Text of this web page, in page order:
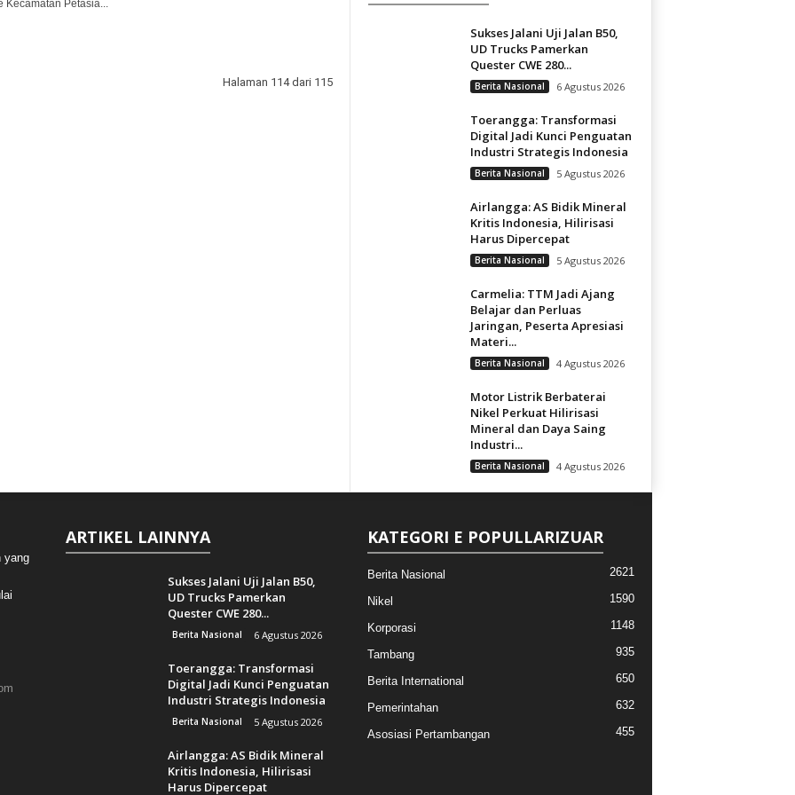
Kecamatan Petasia...
Halaman 114 dari 115
Sukses Jalani Uji Jalan B50,
UD Trucks Pamerkan
Quester CWE 280...
Berita Nasional 6 Agustus 2026
Toerangga: Transformasi
Digital Jadi Kunci Penguatan
Industri Strategis Indonesia
Berita Nasional 5 Agustus 2026
Airlangga: AS Bidik Mineral
Kritis Indonesia, Hilirisasi
Harus Dipercepat
Berita Nasional 5 Agustus 2026
Carmelia: TTM Jadi Ajang
Belajar dan Perluas
Jaringan, Peserta Apresiasi
Materi...
Berita Nasional 4 Agustus 2026
Motor Listrik Berbaterai
Nikel Perkuat Hilirisasi
Mineral dan Daya Saing
Industri...
Berita Nasional 4 Agustus 2026
yang
ARTIKEL LAINNYA
Sukses Jalani Uji Jalan B50,
UD Trucks Pamerkan
Quester CWE 280...
Berita Nasional 6 Agustus 2026
Toerangga: Transformasi
Digital Jadi Kunci Penguatan
Industri Strategis Indonesia
Berita Nasional 5 Agustus 2026
Airlangga: AS Bidik Mineral
Kritis Indonesia, Hilirisasi
Harus Dipercepat
KATEGORI E POPULLARIZUAR
Berita Nasional 2621
Nikel 1590
Korporasi 1148
Tambang 935
Berita International 650
Pemerintahan 632
Asosiasi Pertambangan 455